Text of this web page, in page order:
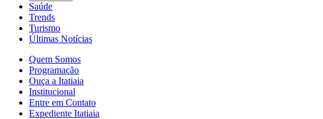
Saúde
Trends
Turismo
Últimas Notícias
Quem Somos
Programação
Ouça a Itatiaia
Institucional
Entre em Contato
Expediente Itatiaia